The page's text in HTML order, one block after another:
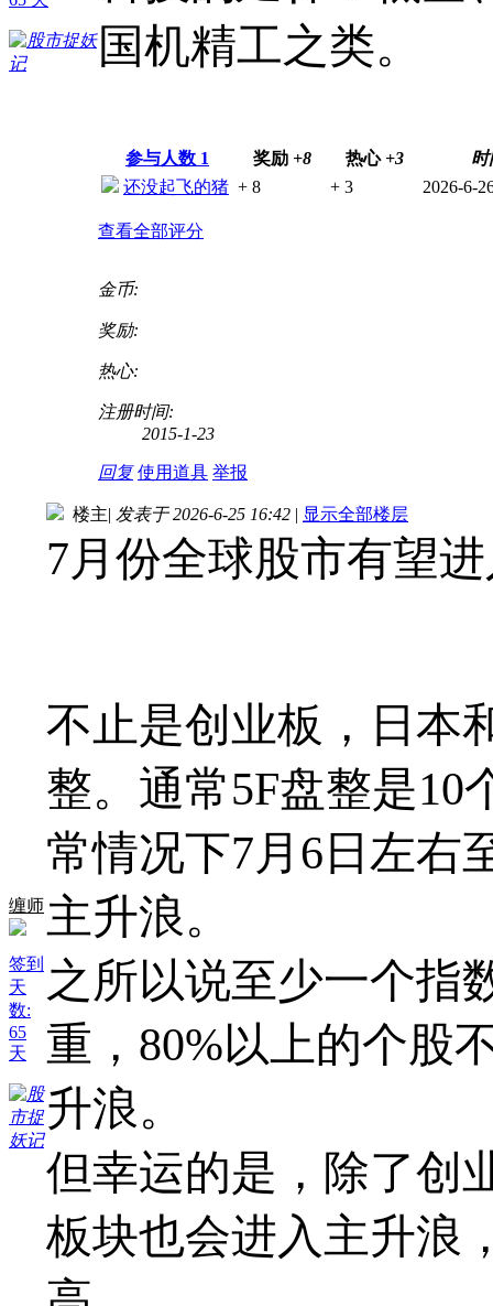
国机精工之类。
参与人数 1 奖励 +8 热心 +3
时
还没起飞的猪 + 8 + 3 2026-6-
查看全部评分
金币:
奖励:
热心:
注册时间:
2015-1-23
回复 使用道具 举报
缠师
签到
天
数:
65
天
楼主| 发表于 2026-6-25 16:42 | 显示全部楼层
7月份全球股市有望
不止是创业板，日本
整。通常5F盘整是10
常情况下7月6日左右
主升浪。
之所以说至少一个指
重，80%以上的个股
升浪。
但幸运的是，除了创
板块也会进入主升浪